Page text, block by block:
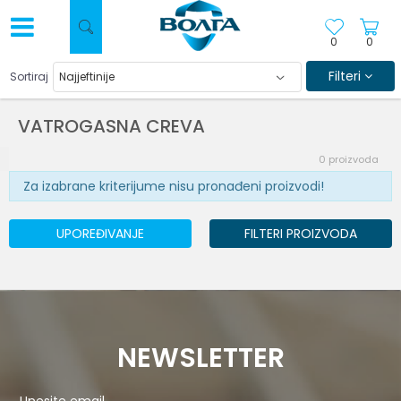
0
0
VATROGASNA CREVA
Sortiraj Filteri
0 proizvoda
Za izabrane kriterijume nisu pronađeni proizvodi!
UPOREĐIVANJE FILTERI PROIZVODA
NEWSLETTER